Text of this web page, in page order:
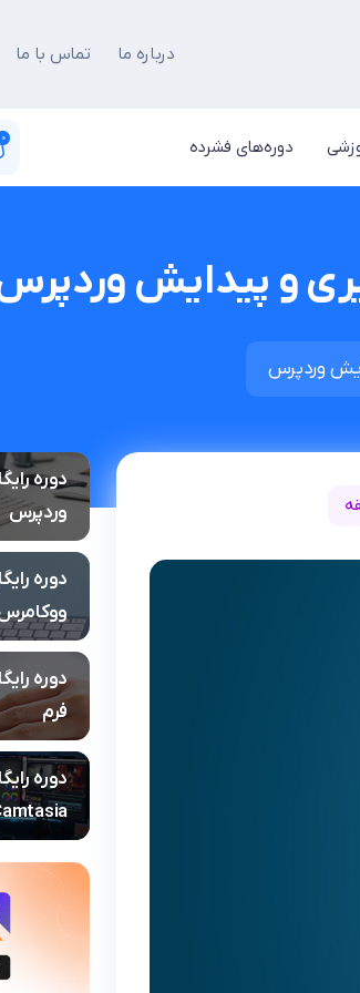
درباره ما تماس با ما
دوره‌های فشرده 0
و پیدایش
وردپرس
دوره
وردپرس
دوره
دوره
فرم
دوره